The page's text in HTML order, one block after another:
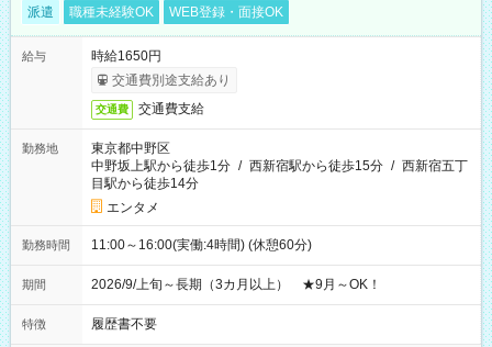
派遣 職種未経験OK WEB登録・面接OK
給与
時給1650円
交通費別途支給あり
交通費 交通費支給
勤務地
東京都中野区
中野坂上駅から徒歩1分 / 西新宿駅から徒歩15分 / 西新宿五丁
目駅から徒歩14分
エンタメ
勤務時間 11:00～16:00(実働:4時間) (休憩60分)
期間 2026/9/上旬～長期（3カ月以上） ★9月～OK！
特徴 履歴書不要